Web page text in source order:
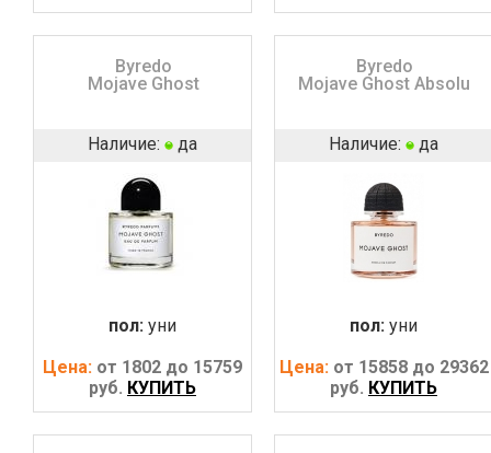
Byredo
Mojave Ghost
Наличие: да
пол: уни
Цена: от 1802 до 15759
руб. КУПИТЬ
Byredo
Mojave Ghost Absolu
Наличие: да
пол: уни
Цена: от 15858 до 29362
руб. КУПИТЬ